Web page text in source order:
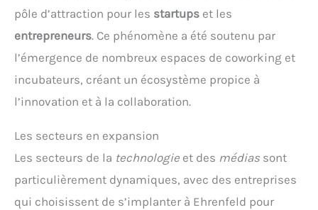
pôle d’attraction pour les startups et les
entrepreneurs. Ce phénomène a été soutenu par
l’émergence de nombreux espaces de coworking et
incubateurs, créant un écosystème propice à
l’innovation et à la collaboration.
Les secteurs en expansion
Les secteurs de la technologie et des médias sont
particulièrement dynamiques, avec des entreprises
qui choisissent de s’implanter à Ehrenfeld pour